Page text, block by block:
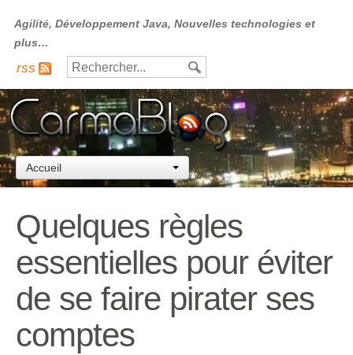
Agilité, Développement Java, Nouvelles technologies et
plus…
rss
Accueil
Quelques règles
essentielles pour éviter
de se faire pirater ses
comptes